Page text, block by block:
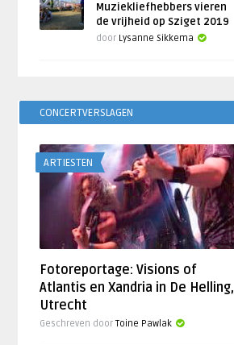
Muziekliefhebbers vieren
de vrijheid op Sziget 2019
door Lysanne Sikkema
CONCERTVERSLAGEN
ARTIESTEN
Fotoreportage: Visions of
Atlantis en Xandria in De Helling,
Utrecht
Geschreven doorToine Pawlak